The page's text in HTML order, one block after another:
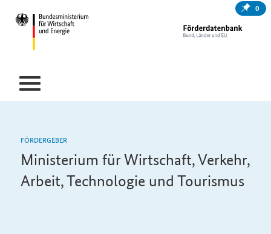
0
FÖRDERGEBER
Ministerium für Wirtschaft, Verkehr,
Arbeit, Technologie und Tourismus